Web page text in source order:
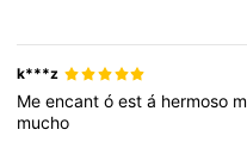
k***z
Meencantóestá hermoso
mucho